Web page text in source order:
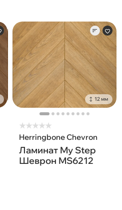
12 мм
★★★★★
Herringbone Chevron
Ламинат My Step
Шеврон MS6212